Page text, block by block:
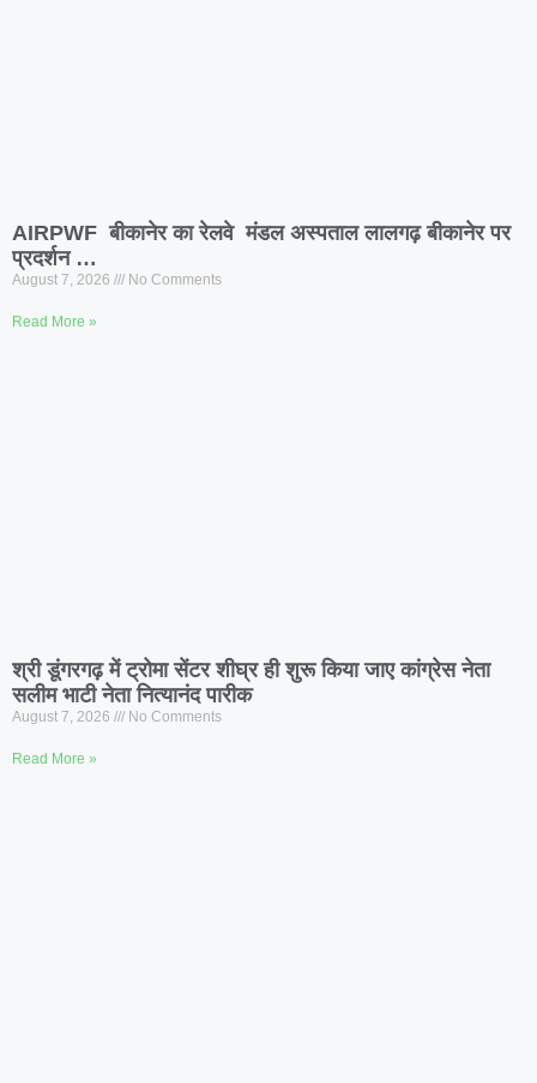
AIRPWF बीकानेर का रेलवे मंडल अस्पताल लालगढ़ बीकानेर पर
प्रदर्शन …
August 7, 2026 No Comments
Read More »
श्री डूंगरगढ़ में ट्रोमा सेंटर शीघ्र ही शुरू किया जाए कांग्रेस नेता
सलीम भाटी नेता नित्यानंद पारीक
August 7, 2026 No Comments
Read More »